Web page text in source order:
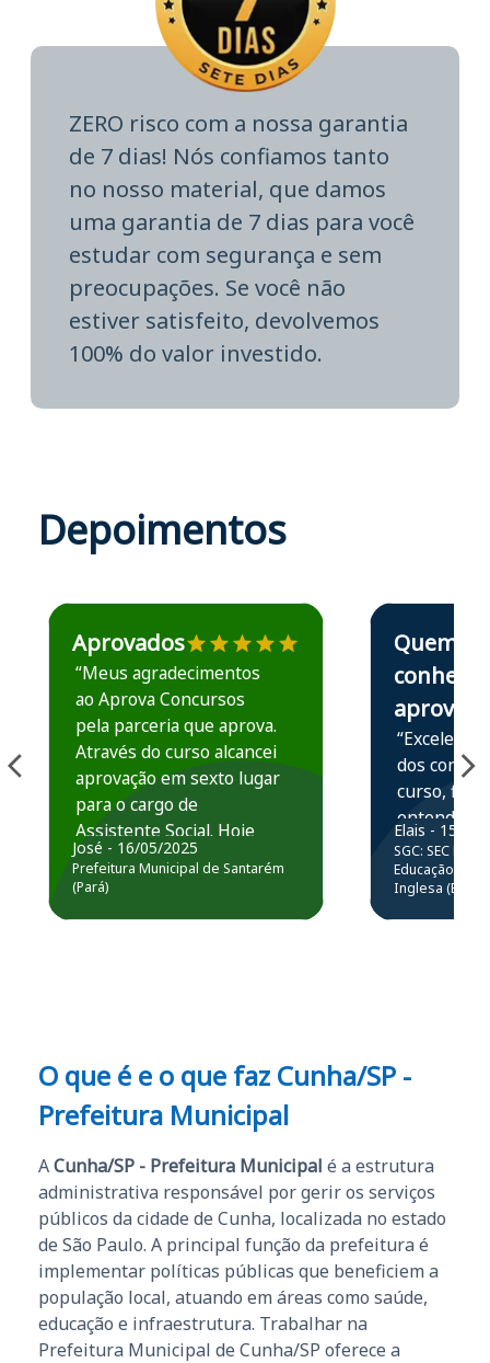
ZERO risco com a nossa garantia
de 7 dias! Nós confiamos tanto
no nosso material, que damos
uma garantia de 7 dias para você
estudar com segurança e sem
preocupações. Se você não
estiver satisfeito, devolvemos
100% do valor investido.
Depoimentos
Estudante José recomenda o Aprova Concursos em
Aprovados
“Meus agradecimentos
ao Aprova Concursos
pela parceria que aprova.
Através do curso alcancei
aprovação em sexto lugar
para o cargo de
Assistente Social. Hoje
estou atuando na
Prefeitura de Santarém.
José - 16/05/2025
Prefeitura Municipal de Santarém
(Pará)
Estudante Elais
Quem
conhece,
aprova
“Excelente
dos
curso,
entender e
prática
resolução
questões.”
Elais - 15/07/
SGC: SEC BA
Educação
Inglesa (Edital
O que é e o que faz Cunha/SP -
Prefeitura Municipal
ACunha/SP - Prefeitura Municipal é a estrutura
administrativa responsável por gerir os serviços
públicos da cidade de Cunha, localizada no estado
de São Paulo. A principal função da prefeitura é
implementar políticas públicas que beneficiem a
população local, atuando em áreas como saúde,
educação e infraestrutura. Trabalhar na
Prefeitura Municipal de Cunha/SP oferece a